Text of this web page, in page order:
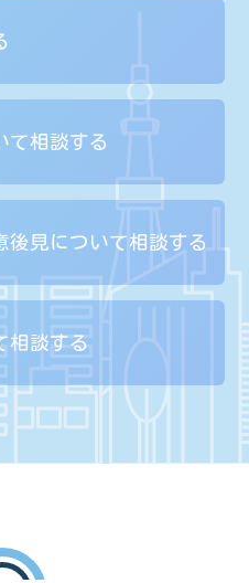
て相談する
後見について相談する
相談する